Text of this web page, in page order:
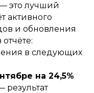
это лучший
активного
и обновления
в следующих
на 24,5%
результат